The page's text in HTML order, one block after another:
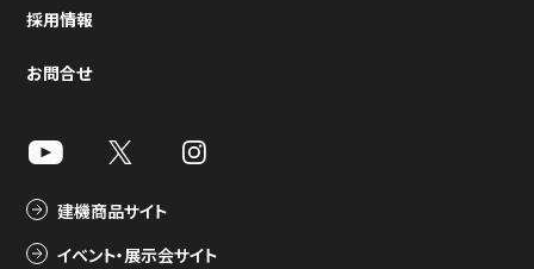
採用情報
お問合せ
建機商品サイト
イベント・展示会サイト